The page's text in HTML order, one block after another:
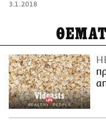
3.1.2018